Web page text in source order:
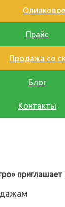
Прайс
Продажа со
Блог
Контакты
приглашает